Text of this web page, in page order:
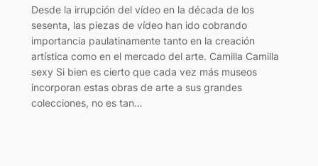
Desde la irrupción del vídeo en la década de los
sesenta, las piezas de vídeo han ido cobrando
importancia paulatinamente tanto en la creación
artística como en el mercado del arte. Camilla Camilla
sexy Si bien es cierto que cada vez más museos
incorporan estas obras de arte a sus grandes
colecciones, no es tan…